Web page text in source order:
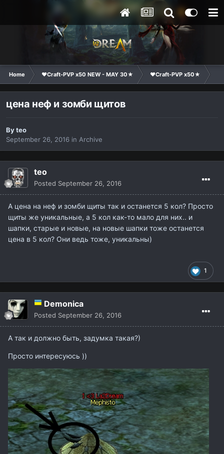
Home ❤Craft-PVP x50 NEW - MAY 30★ ❤Craft-PVP x50★
цена неф и зомби щитов
Byteo
September 26, 2016 in Archive
teo
Posted September 26, 2016
А цена на неф и зомби щиты так и останется 5 кол? Просто
щиты же уникальные, а 5 кол как-то мало для них.. и
шапки, старые и новые, на новые шапки тоже останется
цена в 5 кол? Они ведь тоже, уникальны)
1
Demonica
Posted September 26, 2016
А так и должно быть, задумка такая?)
Просто интересуюсь ))